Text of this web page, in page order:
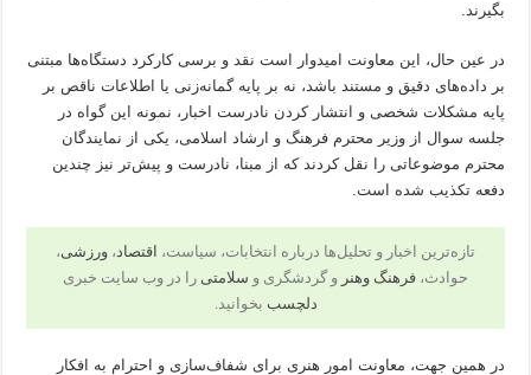
بگیرند.
در عین حال، این معاونت امیدوار است نقد و برسی کارکرد دستگاه‌ها مبتنی
بر داده‌های دقیق و مستند باشد، نه بر پایه گمانه‌زنی یا اطلاعات ناقص بر
پایه مشکلات شخصی و انتشار کردن نادرست اخبار، نمونه این گواه در
جلسه سوال از وزیر محترم فرهنگ و ارشاد اسلامی، یکی از نمایندگان
محترم موضوعاتی را نقل کردند که از مبنا، نادرست و پیش‌تر نیز چندین
دفعه تکذیب شده است.
تازه‌ترین اخبار و تحلیل‌ها درباره انتخابات، سیاست، اقتصاد، ورزشی،
حوادث، فرهنگ وهنر و گردشگری و سلامتی را در وب سایت خبری
دلچسب بخوانید.
در همین جهت، معاونت امور هنری برای شفاف‌سازی و احترام به افکار